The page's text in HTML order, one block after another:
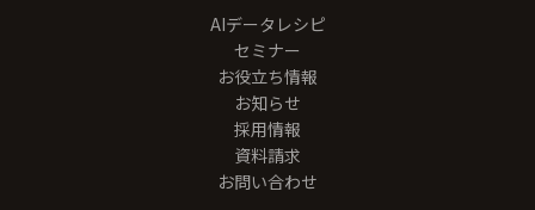
AIデータレシピ
セミナー
お役立ち情報
お知らせ
採用情報
資料請求
お問い合わせ